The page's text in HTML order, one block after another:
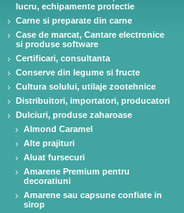
lucru, echipamente protectie
Carne si preparate din carne
Case de marcat, Cantare electronice
si produse software
Certificari, consultanta
Conserve din legume si fructe
Cultura solului, utilaje zootehnice
Distribuitori, importatori, producatori
Dulciuri, produse zaharoase
Almond Caramel
Alte prajituri
Aluat fursecuri
Amarene Premium pentru
decoratiuni
Amarene sau capsune confiate in
sirop